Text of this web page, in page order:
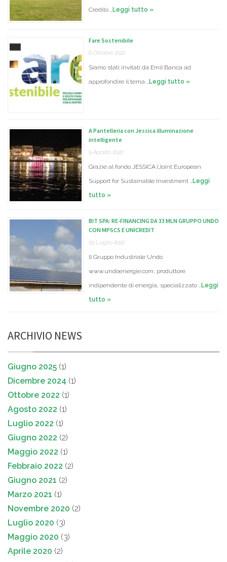
Credito …Leggi tutto »
Fare Sostenibile
6 Ottobre 2022
Siamo stati invitati da Emil Banca ad
approfondire il tema …Leggi tutto »
A Pantelleria con Jessica illuminazione
intelligente
9 Agosto 2022
Grazie al fondo JESSICA (Joint European
Support for Sustainable Investment …Leggi
tutto »
BIT SPA: RE-FINANCING DA 33 MLN GRUPPO UNDO
CON MPSCS E UNICREDIT
29 Luglio 2022
Il Gruppo Industriale Undo
www.undoenergie.com, produttore
indipendente di energia, specializzato …Leggi
tutto »
ARCHIVIO NEWS
Giugno 2025 (1)
Dicembre 2024 (1)
Ottobre 2022 (1)
Agosto 2022 (1)
Luglio 2022 (1)
Giugno 2022 (2)
Maggio 2022 (1)
Febbraio 2022 (2)
Giugno 2021 (2)
Marzo 2021 (1)
Novembre 2020 (2)
Luglio 2020 (3)
Maggio 2020 (3)
Aprile 2020 (2)